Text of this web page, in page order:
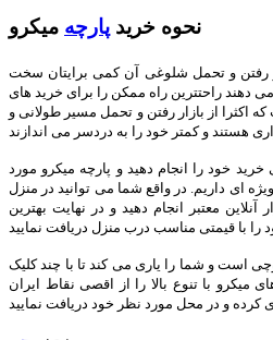
نحوه خرید پارچه میکرو
رفتن و تحمل شلوغی آن کمی برایتان سخت
دهند راحتترین راه ممکن را برای خرید های
اکثرا از بازار رفتن و تحمل مسیر طولانی و
خرید خود را انجام دهید و پارچه میکرو مورد
ویژه ای داریم. در واقع شما می توانید در منزل
آنلاین معتبر انجام دهید و در نهایت بهترین
است و شما را یاری می کند تا با چند کلیک
میکرو با تنوع بالا را از اقصی نقاط ایران